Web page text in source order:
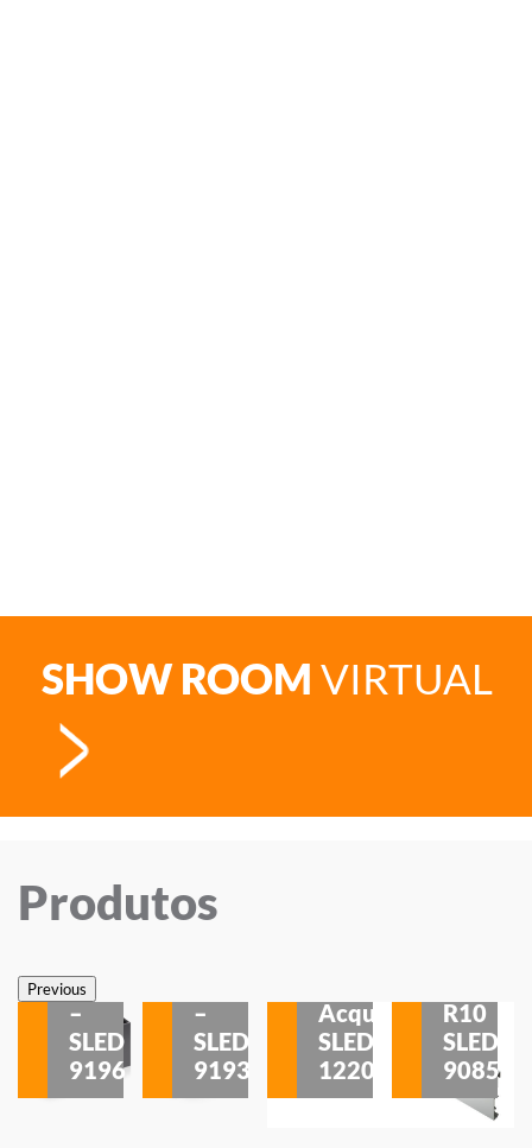
SHOW ROOM VIRTUAL
Produtos
PreviousSobrepor
–
SLED
9196
–
SLED
9193
Acqua
SLED
1220
R10
SLED
9085